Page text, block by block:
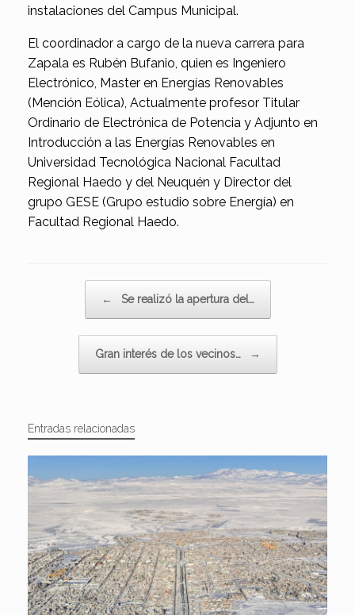
instalaciones del Campus Municipal.
El coordinador a cargo de la nueva carrera para
Zapala es Rubén Bufanio, quien es Ingeniero
Electrónico, Master en Energías Renovables
(Mención Eólica), Actualmente profesor Titular
Ordinario de Electrónica de Potencia y Adjunto en
Introducción a las Energías Renovables en
Universidad Tecnológica Nacional Facultad
Regional Haedo y del Neuquén y Director del
grupo GESE (Grupo estudio sobre Energía) en
Facultad Regional Haedo.
← Se realizó la apertura del…
Gran interés de los vecinos… →
Entradas relacionadas